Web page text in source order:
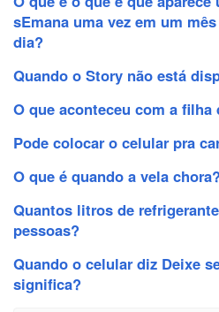
sEmana uma vez em um
dia?
Quando o Story não está
O que aconteceu com a
Pode colocar o celular pra
O que é quando a vela
Quantos litros de
pessoas?
Quando o celular diz Deixe
significa?